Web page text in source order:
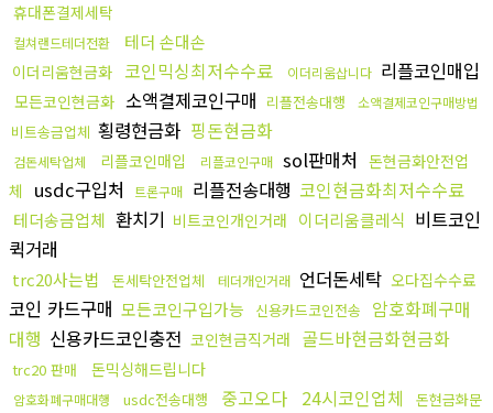
휴대폰결제세탁
컬쳐랜드테더전환 테더 손대손
이더리움현금화 코인믹싱최저수수료 이더리움삽니다 리플코인매입
모든코인현금화 소액결제코인구매 리플전송대행 소액결제코인구매방법
비트송금업체 횡령현금화 핑돈현금화
검돈세탁업체 리플코인매입 리플코인구매 sol판매처 돈현금화안전업
체
usdc구입처 트론구매 리플전송대행 코인현금화최저수수료
테더송금업체 환치기 비트코인개인거래 이더리움클레식 비트코인
퀵거래
trc20사는법 돈세탁안전업체 테더개인거래 언더돈세탁 오다집수수료
코인 카드구매 모든코인구입가능 신용카드코인전송
암호화폐구매
대행 신용카드코인충전 코인현금직거래 골드바현금화현금화
trc20 판매 돈믹싱해드립니다
암호화폐구매대행 usdc전송대행 중고오다 24시코인업체
돈현금화문